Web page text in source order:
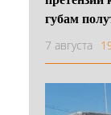
губам
7 августа